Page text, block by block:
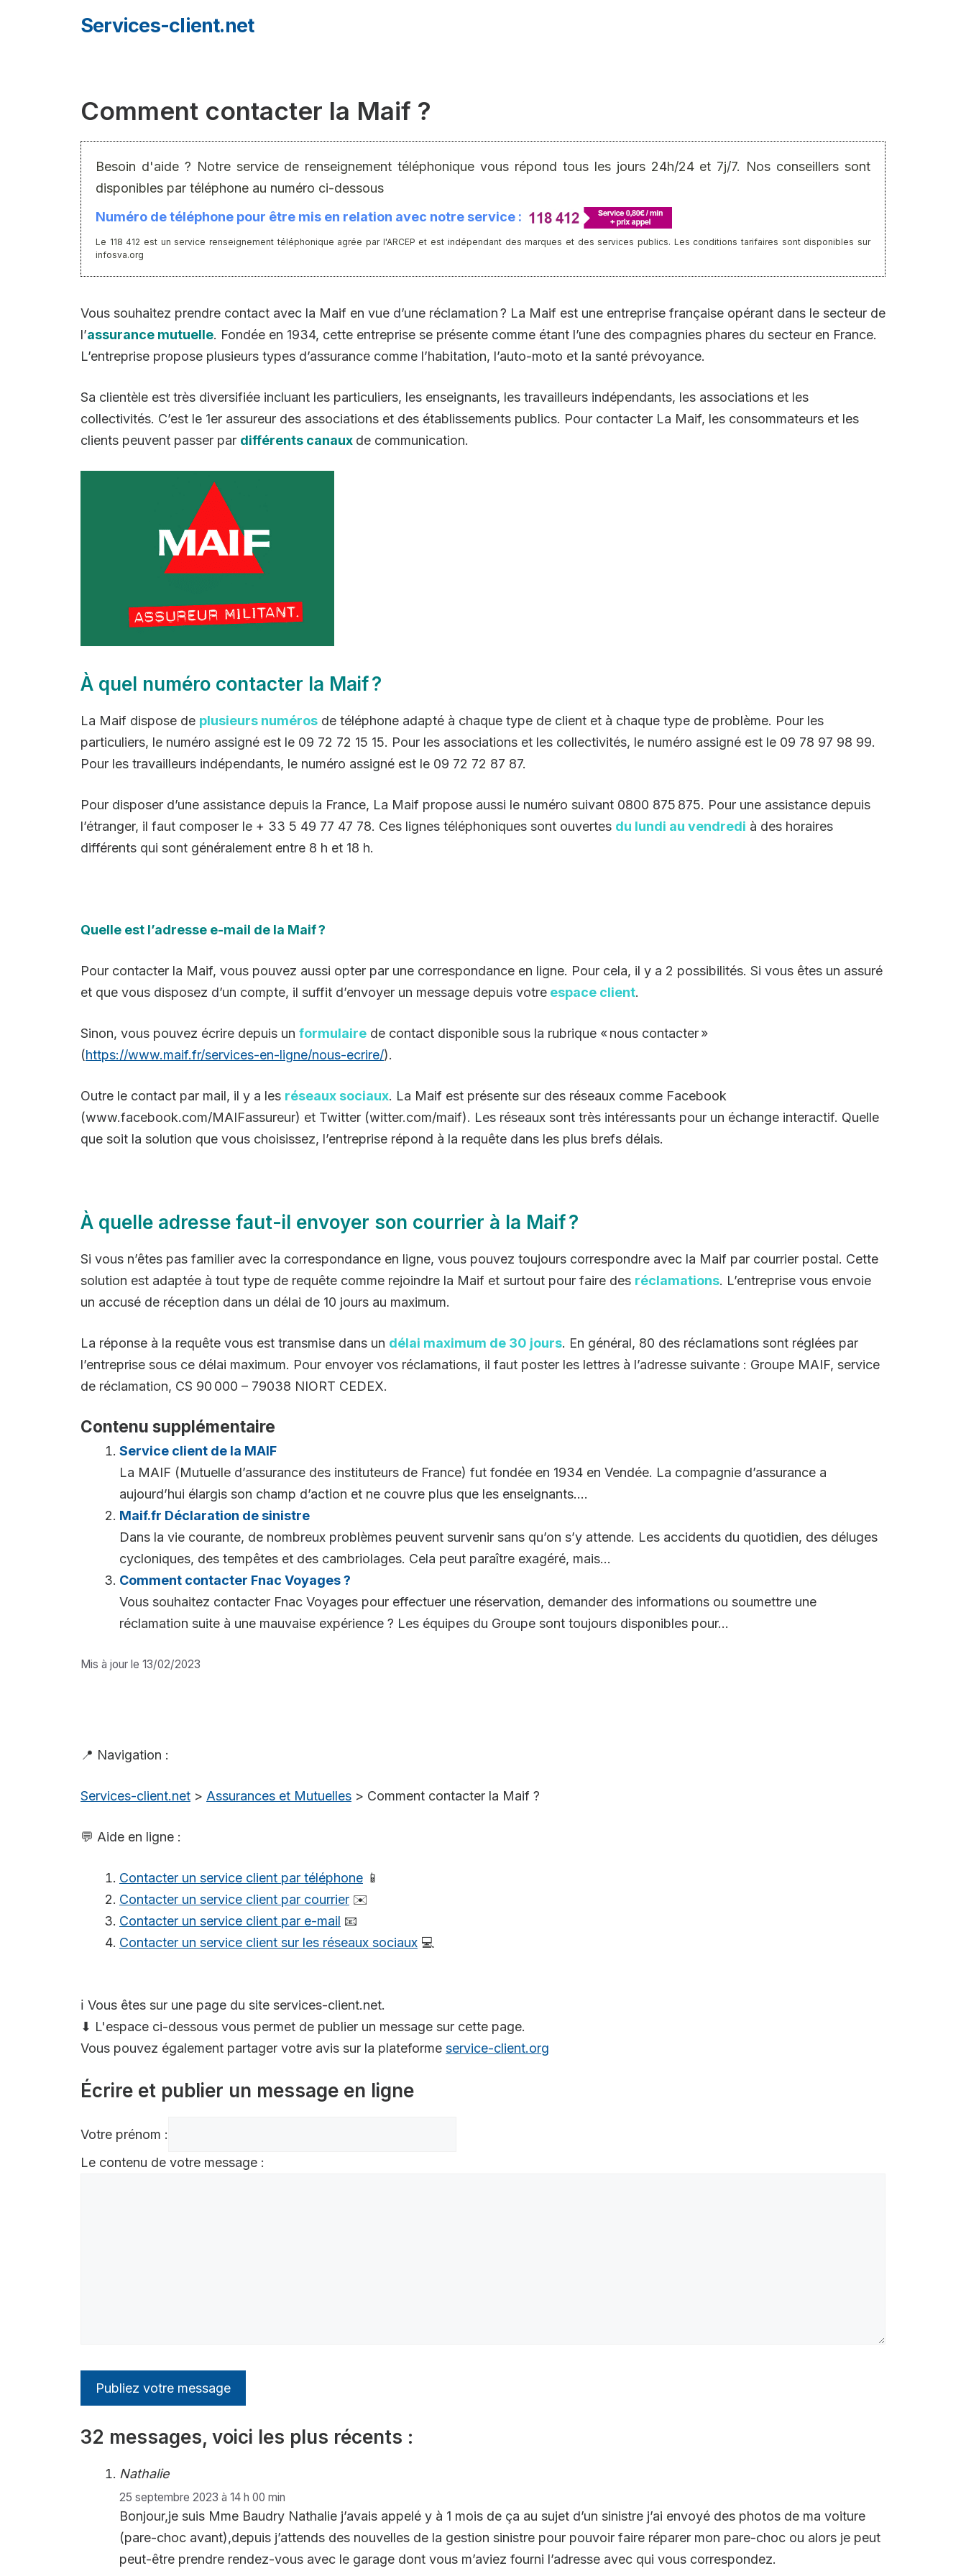
Services-client.net
Comment contacter la Maif ?
Besoin d'aide ? Notre service de renseignement téléphonique vous répond tous les jours 24h/24 et 7j/7. Nos conseillers sont
disponibles par téléphone au numéro ci-dessous
Numéro de téléphone pour être mis en relation avec notre service :
Le 118 412 est un service renseignement téléphonique agrée par l'ARCEP et est indépendant des marques et des services publics. Les conditions tarifaires sont disponibles sur
infosva.org
Vous souhaitez prendre contact avec la Maif en vue d’une réclamation ? La Maif est une entreprise française opérant dans le secteur de
l’assurance mutuelle. Fondée en 1934, cette entreprise se présente comme étant l’une des compagnies phares du secteur en France.
L’entreprise propose plusieurs types d’assurance comme l’habitation, l’auto-moto et la santé prévoyance.
Sa clientèle est très diversifiée incluant les particuliers, les enseignants, les travailleurs indépendants, les associations et les
collectivités. C’est le 1er assureur des associations et des établissements publics. Pour contacter La Maif, les consommateurs et les
clients peuvent passer par différents canaux de communication.
À quel numéro contacter la Maif ?
La Maif dispose de plusieurs numéros de téléphone adapté à chaque type de client et à chaque type de problème. Pour les
particuliers, le numéro assigné est le 09 72 72 15 15. Pour les associations et les collectivités, le numéro assigné est le 09 78 97 98 99.
Pour les travailleurs indépendants, le numéro assigné est le 09 72 72 87 87.
Pour disposer d’une assistance depuis la France, La Maif propose aussi le numéro suivant 0800 875 875. Pour une assistance depuis
l’étranger, il faut composer le + 33 5 49 77 47 78. Ces lignes téléphoniques sont ouvertes du lundi au vendredi à des horaires
différents qui sont généralement entre 8 h et 18 h.
Quelle est l’adresse e-mail de la Maif ?
Pour contacter la Maif, vous pouvez aussi opter par une correspondance en ligne. Pour cela, il y a 2 possibilités. Si vous êtes un assuré
et que vous disposez d’un compte, il suffit d’envoyer un message depuis votre espace client.
Sinon, vous pouvez écrire depuis un formulaire de contact disponible sous la rubrique « nous contacter »
(https://www.maif.fr/services-en-ligne/nous-ecrire/).
Outre le contact par mail, il y a les réseaux sociaux. La Maif est présente sur des réseaux comme Facebook
(www.facebook.com/MAIFassureur) et Twitter (witter.com/maif). Les réseaux sont très intéressants pour un échange interactif. Quelle
que soit la solution que vous choisissez, l’entreprise répond à la requête dans les plus brefs délais.
À quelle adresse faut-il envoyer son courrier à la Maif ?
Si vous n’êtes pas familier avec la correspondance en ligne, vous pouvez toujours correspondre avec la Maif par courrier postal. Cette
solution est adaptée à tout type de requête comme rejoindre la Maif et surtout pour faire des réclamations. L’entreprise vous envoie
un accusé de réception dans un délai de 10 jours au maximum.
La réponse à la requête vous est transmise dans un délai maximum de 30 jours. En général, 80 des réclamations sont réglées par
l’entreprise sous ce délai maximum. Pour envoyer vos réclamations, il faut poster les lettres à l’adresse suivante : Groupe MAIF, service
de réclamation, CS 90 000 – 79038 NIORT CEDEX.
Contenu supplémentaire
Service client de la MAIF
La MAIF (Mutuelle d’assurance des instituteurs de France) fut fondée en 1934 en Vendée. La compagnie d’assurance a
aujourd’hui élargis son champ d’action et ne couvre plus que les enseignants....
Maif.fr Déclaration de sinistre
Dans la vie courante, de nombreux problèmes peuvent survenir sans qu’on s’y attende. Les accidents du quotidien, des déluges
cycloniques, des tempêtes et des cambriolages. Cela peut paraître exagéré, mais...
Comment contacter Fnac Voyages ?
Vous souhaitez contacter Fnac Voyages pour effectuer une réservation, demander des informations ou soumettre une
réclamation suite à une mauvaise expérience ? Les équipes du Groupe sont toujours disponibles pour...
Mis à jour le 13/02/2023
📍 Navigation :
Services-client.net > Assurances et Mutuelles > Comment contacter la Maif ?
💬 Aide en ligne :
Contacter un service client par téléphone 📱
Contacter un service client par courrier ✉️
Contacter un service client par e-mail 📧
Contacter un service client sur les réseaux sociaux 💻
ℹ️ Vous êtes sur une page du site services-client.net.
⬇ L'espace ci-dessous vous permet de publier un message sur cette page.
Vous pouvez également partager votre avis sur la plateforme service-client.org
Écrire et publier un message en ligne
Votre prénom :
Le contenu de votre message :
32 messages, voici les plus récents :
Nathalie
25 septembre 2023 à 14 h 00 min
Bonjour,je suis Mme Baudry Nathalie j’avais appelé y à 1 mois de ça au sujet d’un sinistre j’ai envoyé des photos de ma voiture
(pare-choc avant),depuis j’attends des nouvelles de la gestion sinistre pour pouvoir faire réparer mon pare-choc ou alors je peut
peut-être prendre rendez-vous avec le garage dont vous m’aviez fourni l’adresse avec qui vous correspondez.